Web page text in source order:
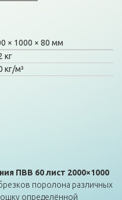
1000
80 мм
кг
кг/м³
ПВВ 60 лист 2000×1000
поролона различных
определённой